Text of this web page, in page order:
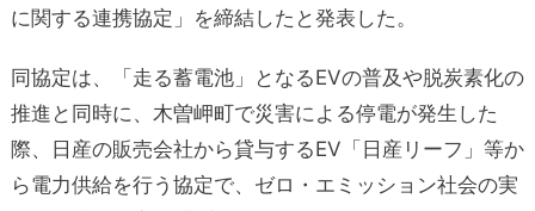
に関する連携協定」を締結したと発表した。
同協定は、「走る蓄電池」となるEVの普及や脱炭素化の
推進と同時に、木曽岬町で災害による停電が発生した
際、日産の販売会社から貸与するEV「日産リーフ」等か
ら電力供給を行う協定で、ゼロ・エミッション社会の実